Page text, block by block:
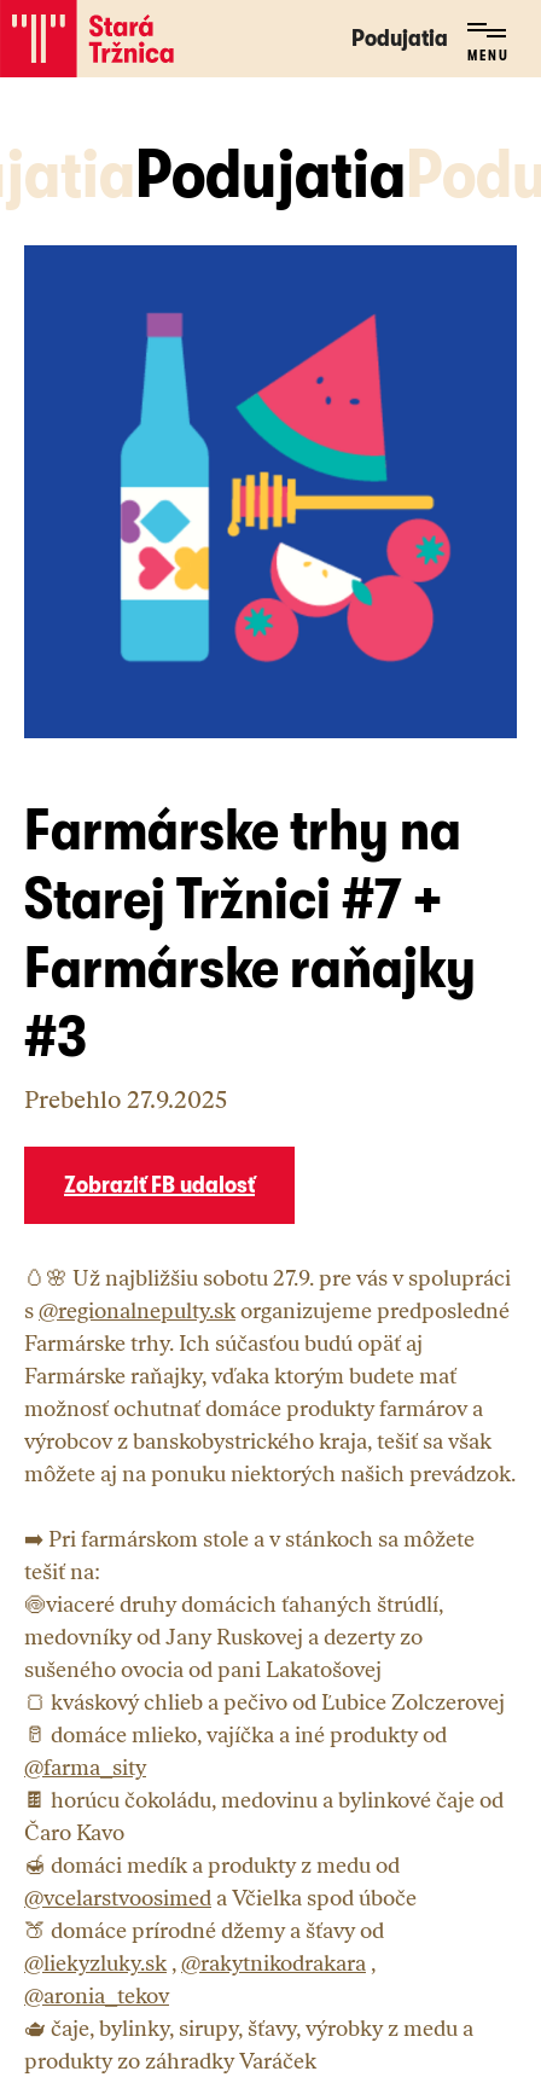
Podujatia
MENU
Podujatia
MENU
Podujatia
Farmárske trhy na
Starej Tržnici #7 +
Farmárske raňajky
#3
Prebehlo 27.9.2025
Zobraziť FB udalosť
🥚🌸 Už najbližšiu sobotu 27.9. pre vás v spolupráci
s@regionalnepulty.skorganizujeme predposledné
Farmárske trhy. Ich súčasťou budú opäť aj
Farmárske raňajky, vďaka ktorým budete mať
možnosť ochutnať domáce produkty farmárov a
výrobcov z banskobystrického kraja, tešiť sa však
môžete aj na ponuku niektorých našich prevádzok.
➡️ Pri farmárskom stole a v stánkoch sa môžete
tešiť na:
🍥viaceré druhy domácich ťahaných štrúdlí,
medovníky od Jany Ruskovej a dezerty zo
sušeného ovocia od pani Lakatošovej
🍞 kváskový chlieb a pečivo od Ľubice Zolczerovej
🥛 domáce mlieko, vajíčka a iné produkty od
@farma_sity
🍫 horúcu čokoládu, medovinu a bylinkové čaje od
Čaro Kavo
🍯 domáci medík a produkty z medu od
@vcelarstvoosimed a Včielka spod úboče
🍑 domáce prírodné džemy a šťavy od
@liekyzluky.sk,@rakytnikodrakara ,
@aronia_tekov
🫖 čaje, bylinky, sirupy, šťavy, výrobky z medu a
produkty zo záhradky Varáček